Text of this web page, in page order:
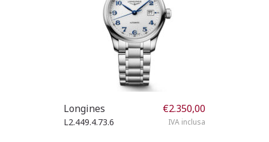
Longines
L2.449.4.73.6
€2.350,00
IVA inclusa